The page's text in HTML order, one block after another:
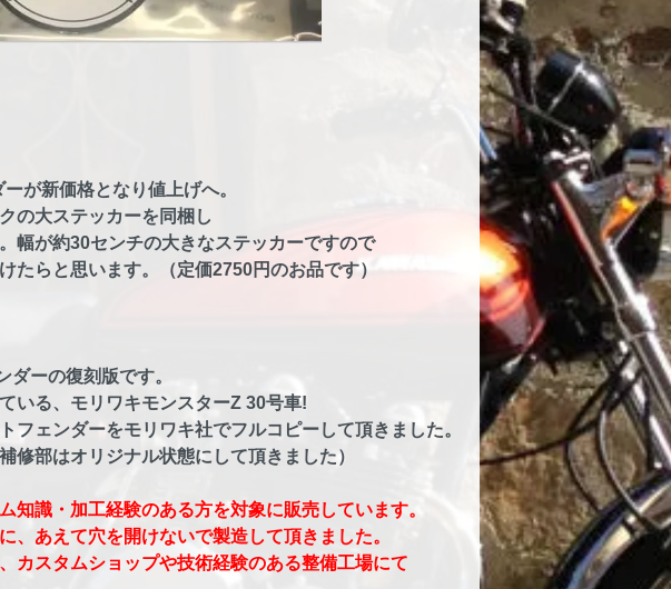
が新価格となり値上げへ。
の大ステッカーを同梱し
幅が約30センチの大きなステッカーですので
たらと思います。（定価2750円のお品です）
ダーの復刻版です。
いる、モリワキモンスターZ 30号車!
フェンダーをモリワキ社でフルコピーして頂きました。
部はオリジナル状態にして頂きました）
知識・加工経験のある方を対象に販売しています。
、あえて穴を開けないで製造して頂きました。
カスタムショップや技術経験のある整備工場にて